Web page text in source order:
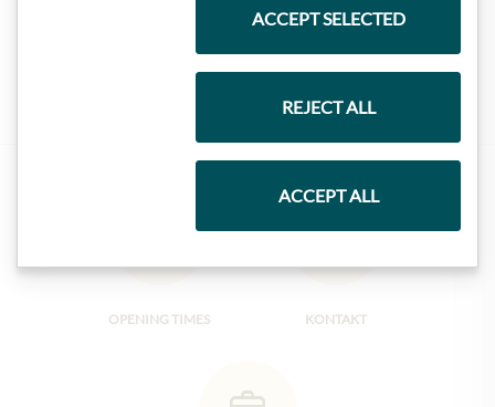
OPENING TIMES KONTAKT
ACCEPT SELECTED
REJECT ALL
ACCEPT ALL